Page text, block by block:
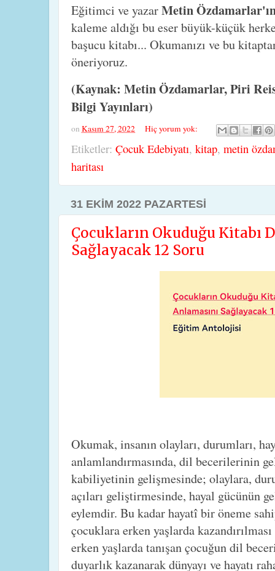
Eğitimci ve yazarMetin
kaleme aldığı bu eser büyük-küçük
başucu kitabı... Okumanızı ve bu
öneriyoruz.
(Kaynak: Metin Özdamarlar, Piri
Bilgi Yayınları)
on Kasım 27, 2022 Hiç yorum yok:
Etiketler: Çocuk Edebiyatı, kitap, metin
haritası
31 EKIM 2022 PAZARTESI
Çocukların Okuduğu Kitabı
Sağlayacak 12 Soru
Okumak, insanın olayları, durumları,
anlamlandırmasında, dil becerilerinin
kabiliyetinin gelişmesinde; olaylara,
açıları geliştirmesinde, hayal gücünün
eylemdir. Bu kadar hayatî bir öneme
çocuklara erken yaşlarda
erken yaşlarda tanışan çocuğun dil
duyarlık kazanarak dünyayı ve hayatı